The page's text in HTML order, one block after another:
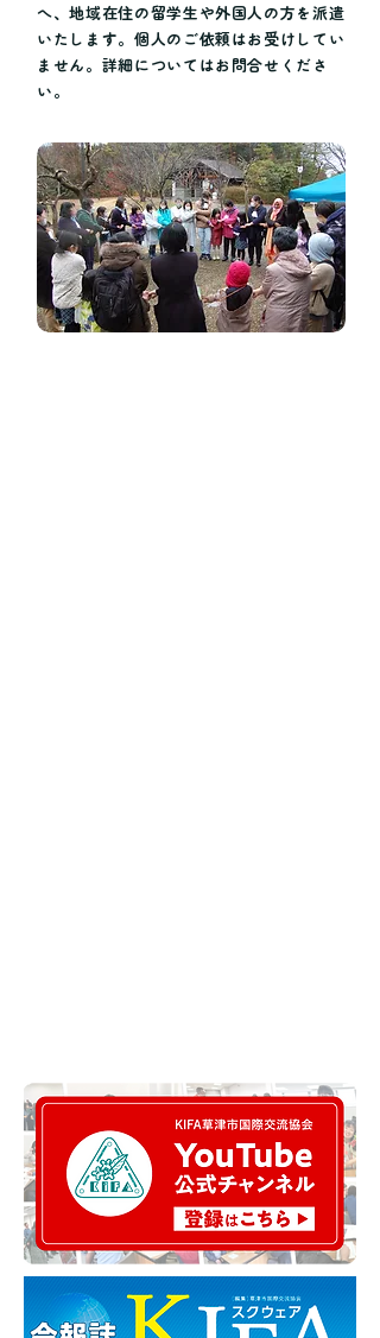
へ、地域在住の留学生や外国人の方を派遣
いたします。個人のご依頼はお受けしてい
ません。詳細についてはお問合せくださ
い。